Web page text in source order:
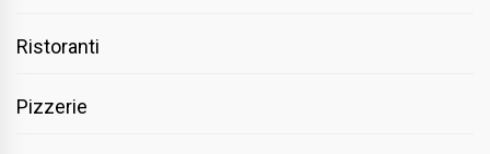
Ristoranti
Pizzerie